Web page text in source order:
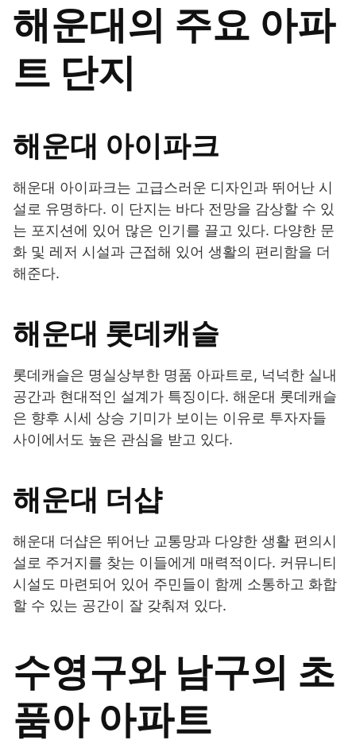
해운대의 주요 아파
트 단지
해운대 아이파크
해운대 아이파크는 고급스러운 디자인과 뛰어난 시
설로 유명하다. 이 단지는 바다 전망을 감상할 수 있
는 포지션에 있어 많은 인기를 끌고 있다. 다양한 문
화 및 레저 시설과 근접해 있어 생활의 편리함을 더
해준다.
해운대 롯데캐슬
롯데캐슬은 명실상부한 명품 아파트로, 넉넉한 실내
공간과 현대적인 설계가 특징이다. 해운대 롯데캐슬
은 향후 시세 상승 기미가 보이는 이유로 투자자들
사이에서도 높은 관심을 받고 있다.
해운대 더샵
해운대 더샵은 뛰어난 교통망과 다양한 생활 편의시
설로 주거지를 찾는 이들에게 매력적이다. 커뮤니티
시설도 마련되어 있어 주민들이 함께 소통하고 화합
할 수 있는 공간이 잘 갖춰져 있다.
수영구와 남구의 초
품아 아파트